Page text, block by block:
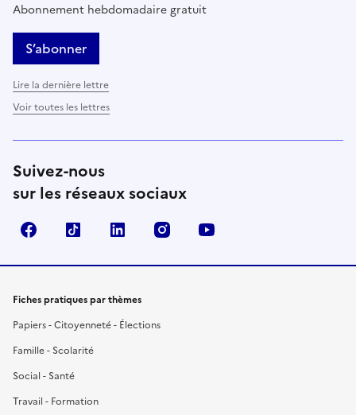
Abonnement hebdomadaire gratuit
S’abonner
Lire la dernière lettre
Voir toutes les lettres
Suivez-nous
sur les réseaux sociaux
FacebookTikTok LinkedIn Instagram
Fiches pratiques par thèmes
Papiers - Citoyenneté - Élections
Famille - Scolarité
Social - Santé
Travail - Formation